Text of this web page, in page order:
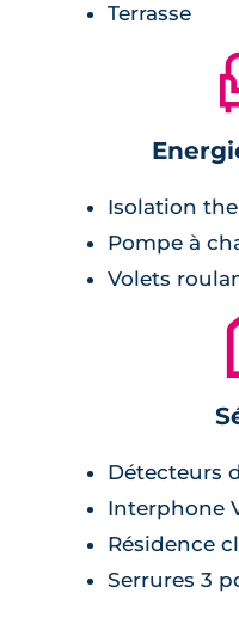
Terrasse
Isolation
Pompe à
Volets
Détecteurs
Interphone
Résidence
Serrures 3